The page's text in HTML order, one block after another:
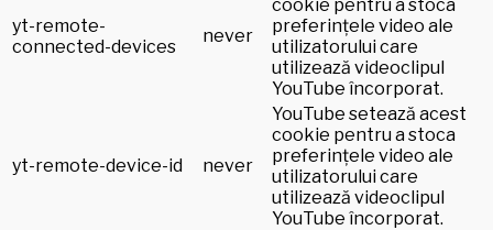
yt-remote-
connected-devices
never
cookie pentru a stoca
preferințele video ale
utilizatorului care
utilizează videoclipul
YouTube încorporat.
yt-remote-device-id never
YouTube setează acest
cookie pentru a stoca
preferințele video ale
utilizatorului care
utilizează videoclipul
YouTube încorporat.